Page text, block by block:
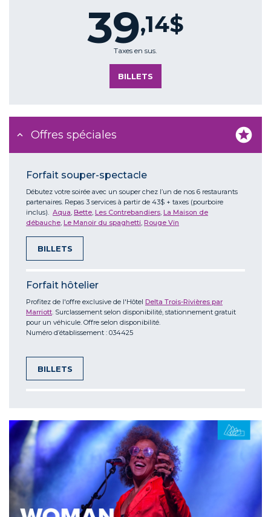
39,14$
Taxes en sus.
BILLETS
Offres spéciales
Forfait souper-spectacle
Débutez votre soirée avec un souper chez l’un de nos 6 restaurants
partenaires. Repas 3 services à partir de 43$ + taxes (pourboire
inclus). Aqua, Bette, Les Contrebandiers, La Maison de
débauche, Le Manoir du spaghetti, Rouge Vin
BILLETS
Forfait hôtelier
Profitez de l'offre exclusive de l'Hôtel Delta Trois-Rivières par
Marriott. Surclassement selon disponibilité, stationnement gratuit
pour un véhicule. Offre selon disponibilité.
Numéro d’établissement : 034425
BILLETS